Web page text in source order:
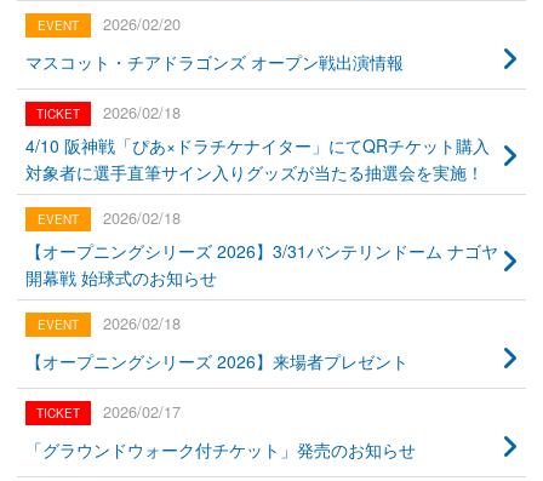
2026/02/20
マスコット・チアドラゴンズ オープン戦出演情報
2026/02/18
4/10 阪神戦「ぴあ×ドラチケナイター」にてQRチケット購入
対象者に選手直筆サイン入りグッズが当たる抽選会を実施！
2026/02/18
【オープニングシリーズ 2026】3/31バンテリンドーム ナゴヤ
開幕戦 始球式のお知らせ
2026/02/18
【オープニングシリーズ 2026】来場者プレゼント
2026/02/17
「グラウンドウォーク付チケット」発売のお知らせ